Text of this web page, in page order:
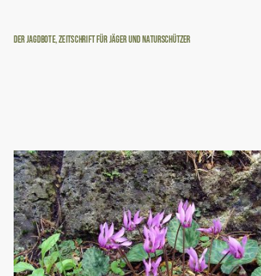
Der Jagdbote, Zeitschrift für Jäger und Naturschützer